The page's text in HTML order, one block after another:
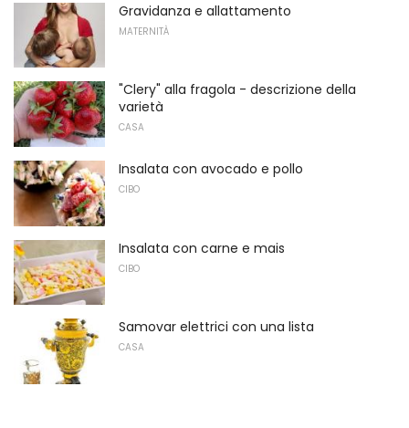
Gravidanza e allattamento
MATERNITÀ
"Clery" alla fragola - descrizione della
varietà
CASA
Insalata con avocado e pollo
CIBO
Insalata con carne e mais
CIBO
Samovar elettrici con una lista
CASA